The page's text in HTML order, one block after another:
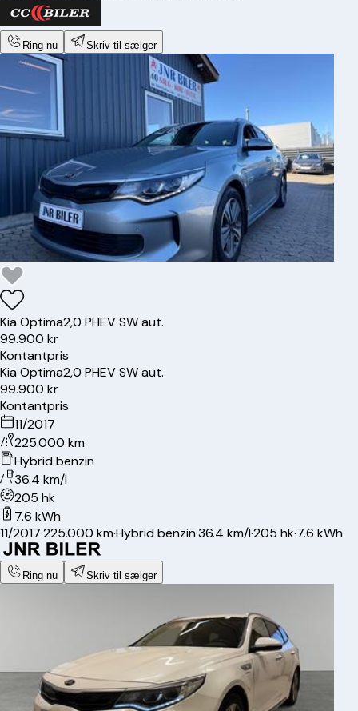
Ring nu Skriv til sælger
KiaOptima2,0 PHEV SW aut.
99.900 kr
Kontantpris
KiaOptima2,0 PHEV SW aut.
99.900 kr
Kontantpris
11/2017
225.000 km
Hybrid benzin
36.4 km/l
205 hk
7.6 kWh
11/2017·225.000 km·Hybrid benzin·36.4 km/l·205 hk·7.6 kWh
Ring nu Skriv til sælger